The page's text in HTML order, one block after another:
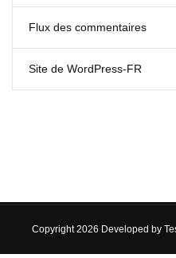
Flux des commentaires
Site de WordPress-FR
Copyright 2026 Developed by